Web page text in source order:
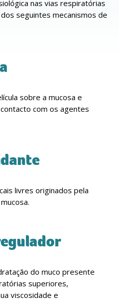
nas vias respiratórias
seguintes mecanismos de
sobre a mucosa e
com os agentes
livres originados pela
do muco presente
superiores,
viscosidade e